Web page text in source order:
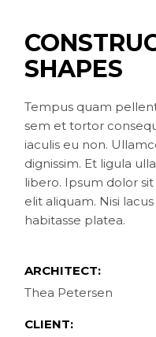
SHAPES
Tempus quam
sem et tortor
iaculis eu non.
dignissim. Et ligula
libero. Ipsum dolor
elit aliquam. Nisi
habitasse platea.
ARCHITECT:
Thea Petersen
CLIENT: